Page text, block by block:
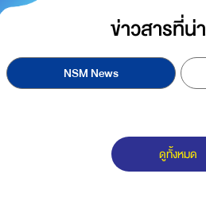
ข่าวสารที่น่
NSM News
ดูทั้งหมด